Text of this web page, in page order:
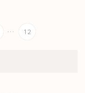
... 12